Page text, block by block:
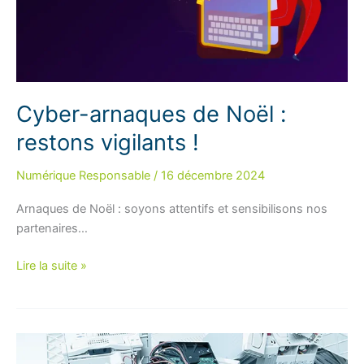
Cyber-arnaques de Noël :
restons vigilants !
Numérique Responsable / 16 décembre 2024
Arnaques de Noël : soyons attentifs et sensibilisons nos
partenaires…
Cyber-
restons
Lire la suite »